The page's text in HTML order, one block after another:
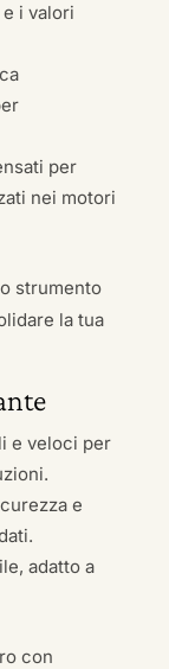
i valori
per
nei motori
strumento
la tua
e veloci per
e
adatto a
con